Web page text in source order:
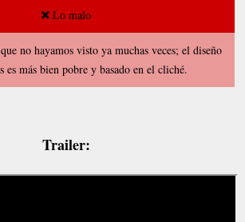
Lo malo
no hayamos visto ya muchas veces; el diseño
es más bien pobre y basado en el cliché.
Trailer: